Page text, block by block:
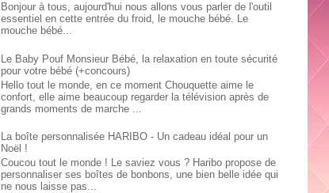
Bonjour à tous, aujourd'hui nous allons vous parler de l'outil
essentiel en cette entrée du froid, le mouche bébé. Le
mouche bébé...
Le Baby Pouf Monsieur Bébé, la relaxation en toute sécurité
pour votre bébé (+concours)
Hello tout le monde, en ce moment Chouquette aime le
confort, elle aime beaucoup regarder la télévision après de
grands moments de marche ...
La boîte personnalisée HARIBO - Un cadeau idéal pour un
Noël !
Coucou tout le monde ! Le saviez vous ? Haribo propose de
personnaliser ses boîtes de bonbons, une bien belle idée qui
ne nous laisse pas...